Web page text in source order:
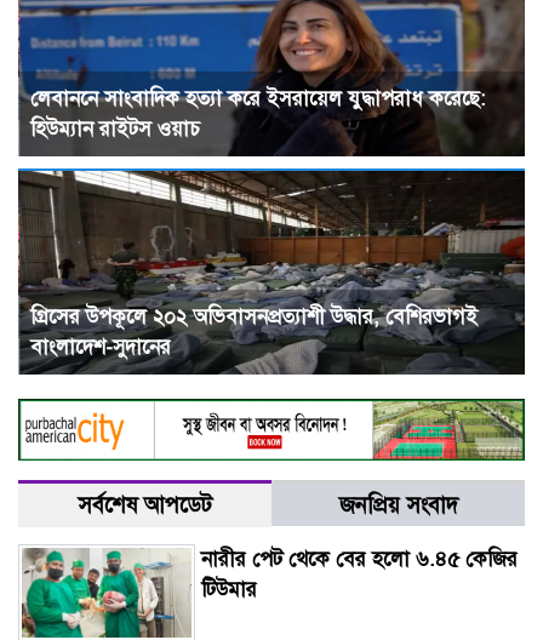
লেবাননে সাংবাদিক হত্যা করে ইসরায়েল যুদ্ধাপরাধ করেছে:
হিউম্যান রাইটস ওয়াচ
গ্রিসের উপকূলে ২০২ অভিবাসনপ্রত্যাশী উদ্ধার, বেশিরভাগই
বাংলাদেশ-সুদানের
সর্বশেষ আপডেট জনপ্রিয় সংবাদ
নারীর পেট থেকে বের হলো ৬.৪৫ কেজির
টিউমার